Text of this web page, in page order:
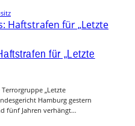
für „Letzte
„Letzte
Hamburg gestern
fünf Jahren verhängt…